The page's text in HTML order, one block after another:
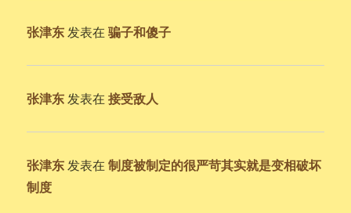
张津东 发表在骗子和傻子
张津东 发表在接受敌人
张津东 发表在制度被制定的很严苛其实就是变相破坏
制度